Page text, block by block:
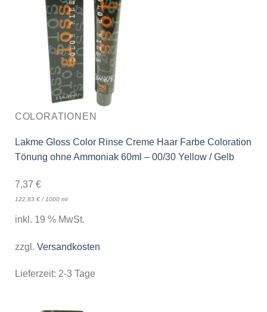
COLORATIONEN
Lakme Gloss Color Rinse Creme Haar Farbe Coloration
Tönung ohne Ammoniak 60ml – 00/30 Yellow / Gelb
7,37 €
122,83 €/ 1000 ml
inkl. 19 % MwSt.
zzgl. Versandkosten
Lieferzeit: 2-3 Tage